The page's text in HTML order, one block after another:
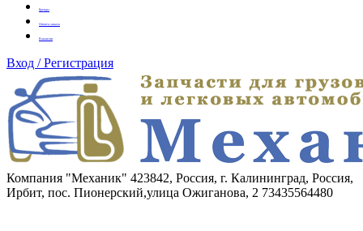
Бренды
Оплата заказа
Вакансии
Вход / Регистрация
Компания "Механик" 423842, Россия, г. Калининград, Россия,
Ирбит, пос. Пионерский,улица Ожиганова, 2 73435564480